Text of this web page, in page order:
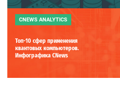
CNEWS ANALYTICS
Топ-10 сфер применения
квантовых компьютеров.
Инфографика CNews